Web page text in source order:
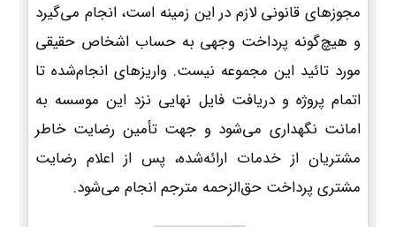
مجوزهای قانونی لازم در این زمینه است، انجام می‌گیرد
و هیچ‌گونه پرداخت وجهی به حساب اشخاص حقیقی
مورد تائید این مجموعه نیست. واریزهای انجام‌شده تا
اتمام پروژه و دریافت فایل نهایی نزد این موسسه به
امانت نگهداری می‌شود و جهت تأمین رضایت خاطر
مشتریان از خدمات ارائه‌شده، پس از اعلام رضایت
مشتری پرداخت حق‌الزحمه مترجم انجام می‌شود.